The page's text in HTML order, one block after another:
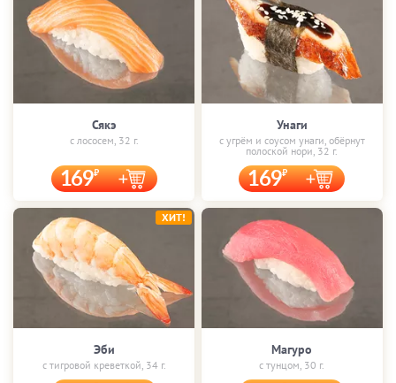
Сякэ
с лососем, 32 г.
169
Унаги
с угрём и соусом унаги, обёрнут
полоской нори, 32 г.
169
Эби
с тигровой креветкой, 34 г.
ХИТ!
Магуро
с тунцом, 30 г.